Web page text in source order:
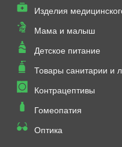
Изделия
Мама и малыш
Детское питание
Товары санитарии и
Контрацептивы
Гомеопатия
Оптика